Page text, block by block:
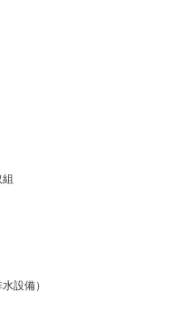
設備）